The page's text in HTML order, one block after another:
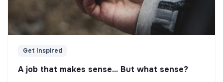
Get Inspired
A job that makes sense... But what sense?